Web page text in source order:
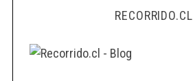
RECORRIDO.CL